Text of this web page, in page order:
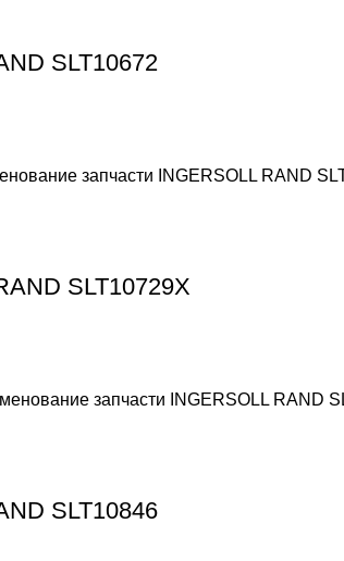
SLT10672
запчасти INGERSOLL RAND
SLT10729X
запчасти INGERSOLL RAND
SLT10846